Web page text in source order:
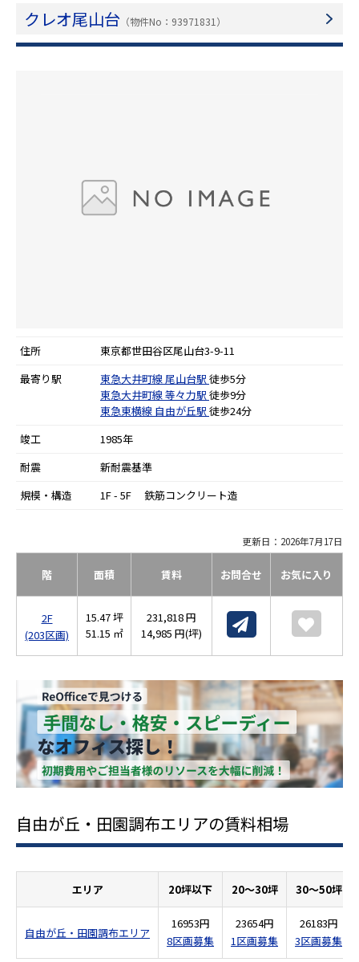
クレオ尾山台 （物件No：93971831）
住所
東京都世田谷区尾山台3-9-11
最寄り駅
東急大井町線尾山台駅 徒歩5分
東急大井町線等々力駅 徒歩9分
東急東横線 自由が丘駅 徒歩24分
竣工
1985年
耐震
新耐震基準
規模・構造
1F - 5F 鉄筋コンクリート造
更新日：2026年7月17日
階 面積 賃料 お問合せ お気に入り
2F
(203区画)
15.47 坪
51.15 ㎡
231,818 円
14,985 円(坪)
自由が丘・田園調布エリアの賃料相場
エリア 20坪以下 20～30坪 30～50坪
自由が丘・田園調布エリア
16953円
8区画募集
23654円
1区画募集
26183円
3区画募集